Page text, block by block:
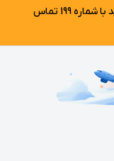
جهت اطلاع از آخرین وضعیت پرواز‌ها می‌توانید با شماره 199 تماس